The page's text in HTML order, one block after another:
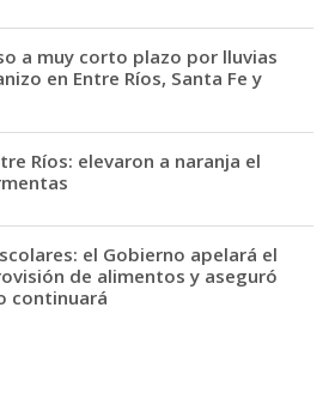
a muy corto plazo por lluvias
en Entre Ríos, Santa Fe y
Ríos: elevaron a naranja el
el Gobierno apelará el
de alimentos y aseguró
continuará